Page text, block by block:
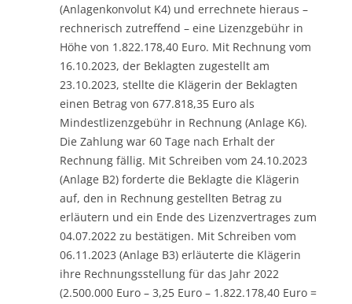
(Anlagenkonvolut K4) und errechnete hieraus –
rechnerisch zutreffend – eine Lizenzgebühr in
Höhe von 1.822.178,40 Euro. Mit Rechnung vom
16.10.2023, der Beklagten zugestellt am
23.10.2023, stellte die Klägerin der Beklagten
einen Betrag von 677.818,35 Euro als
Mindestlizenzgebühr in Rechnung (Anlage K6).
Die Zahlung war 60 Tage nach Erhalt der
Rechnung fällig. Mit Schreiben vom 24.10.2023
(Anlage B2) forderte die Beklagte die Klägerin
auf, den in Rechnung gestellten Betrag zu
erläutern und ein Ende des Lizenzvertrages zum
04.07.2022 zu bestätigen. Mit Schreiben vom
06.11.2023 (Anlage B3) erläuterte die Klägerin
ihre Rechnungsstellung für das Jahr 2022
(2.500.000 Euro – 3,25 Euro – 1.822.178,40 Euro =